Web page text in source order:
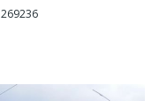
269236